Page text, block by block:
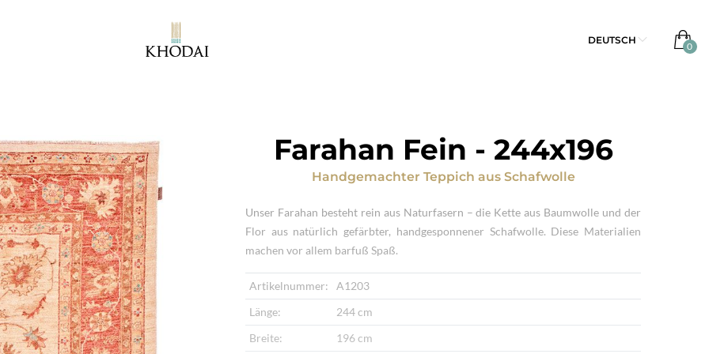
DEUTSCH
Farahan Fein - 244x196
Handgemachter Teppich aus Schafwolle
Unser Farahan besteht rein aus Naturfasern – die Kette aus Baumwolle und der
Flor aus natürlich gefärbter, handgesponnener Schafwolle. Diese Materialien
machen vor allem barfuß Spaß.
Artikelnummer:
A1203
Länge:
244 cm
Breite:
196 cm